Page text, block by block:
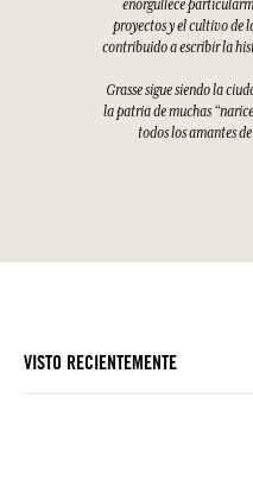
enorgullece
proyectos y el cultivo de
contribuido a escribir la
Grasse sigue siendo la
la patria de muchas
todos los amantes
VISTO RECIENTEMENTE